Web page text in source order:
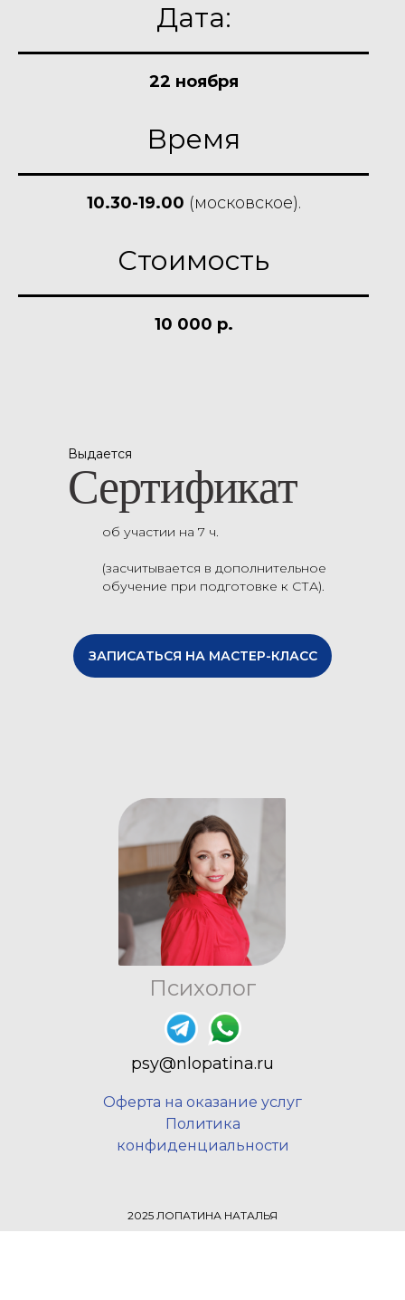
Дата:
22 ноября
Время
10.30-19.00 (московское).
Стоимость
10 000 р.
об участии на 7 ч.
(засчитывается в дополнительное
обучение при подготовке к СТА).
Выдается
ЗАПИСАТЬСЯ НА МАСТЕР-КЛАСС
psy@nlopatina.ru
Оферта на оказание услуг
Политика
конфиденциальности
2025 ЛОПАТИНА НАТАЛЬЯ
Психолог